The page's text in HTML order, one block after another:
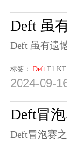
Deft 虽
Deft 虽有遗
标签： Deft T1 KT
2024-09-
Deft冒
Deft冒泡赛